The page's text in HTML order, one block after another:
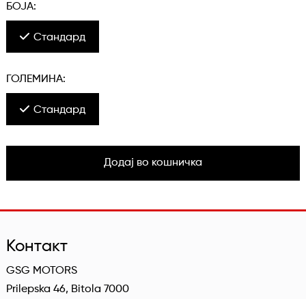
БОЈА:
Стандард
ГОЛЕМИНА:
Стандард
Додај во кошничка
Контакт
GSG MOTORS
Prilepska 46, Bitola 7000